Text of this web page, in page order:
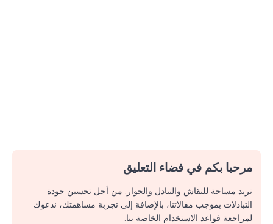
مرحبا بكم في فضاء التعليق
نريد مساحة للنقاش والتبادل والحوار. من أجل تحسين جودة
التبادلات بموجب مقالاتنا، بالإضافة إلى تجربة مساهمتك، ندعوك
لمراجعة قواعد الاستخدام الخاصة بنا.